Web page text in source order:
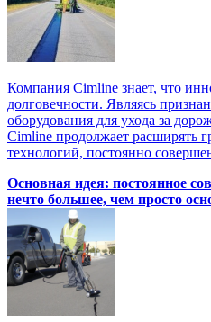
Компания Cimline знает, что
долговечности. Являясь
оборудования для ухода за
Cimline продолжает расширять
технологий, постоянно
Основная идея: постоянное
нечто большее, чем просто